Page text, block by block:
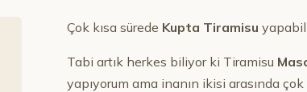
Çok kısa sürede Kupta Tiramisu
Tabi artık herkes biliyor ki Tiramisu
yapıyorum ama inanın ikisi arasında